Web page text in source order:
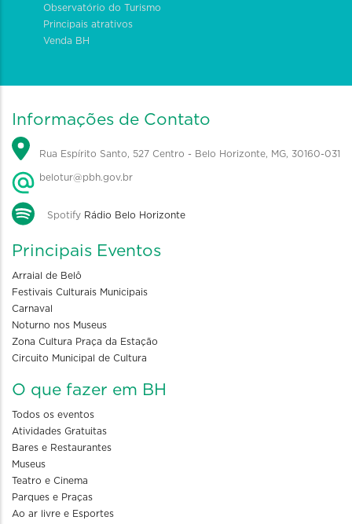
Observatório do Turismo
Principais atrativos
Venda BH
Informações de Contato
Rua Espírito Santo, 527 Centro - Belo Horizonte, MG, 30160-031
belotur@pbh.gov.br
Spotify Rádio Belo Horizonte
Principais Eventos
Arraial de Belô
Festivais Culturais Municipais
Carnaval
Noturno nos Museus
Zona Cultura Praça da Estação
Circuito Municipal de Cultura
O que fazer em BH
Todos os eventos
Atividades Gratuitas
Bares e Restaurantes
Museus
Teatro e Cinema
Parques e Praças
Ao ar livre e Esportes